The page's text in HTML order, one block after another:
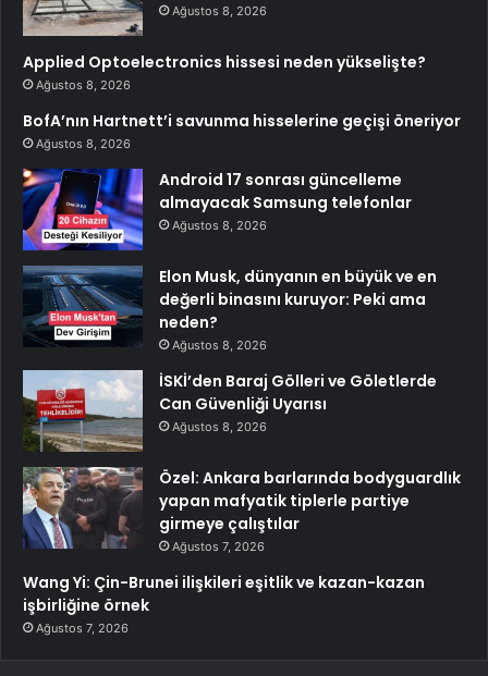
Ağustos 8, 2026
Applied Optoelectronics hissesi neden yükselişte?
Ağustos 8, 2026
BofA’nın Hartnett’i savunma hisselerine geçişi öneriyor
Ağustos 8, 2026
Android 17 sonrası güncelleme
almayacak Samsung telefonlar
Ağustos 8, 2026
Elon Musk, dünyanın en büyük ve en
değerli binasını kuruyor: Peki ama
neden?
Ağustos 8, 2026
İSKİ’den Baraj Gölleri ve Göletlerde
Can Güvenliği Uyarısı
Ağustos 8, 2026
Özel: Ankara barlarında bodyguardlık
yapan mafyatik tiplerle partiye
girmeye çalıştılar
Ağustos 7, 2026
Wang Yi: Çin-Brunei ilişkileri eşitlik ve kazan-kazan
işbirliğine örnek
Ağustos 7, 2026